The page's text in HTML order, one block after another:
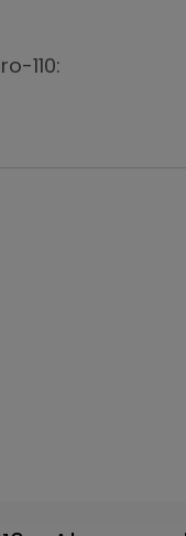
110: